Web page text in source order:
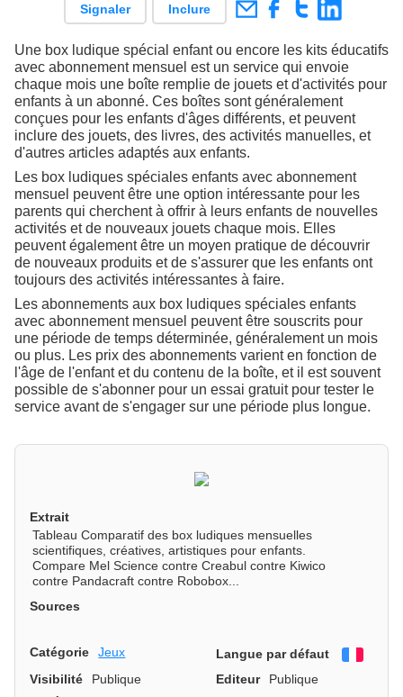
Signaler Inclure
Une box ludique spécial enfant ou encore les kits éducatifs
avec abonnement mensuel est un service qui envoie
chaque mois une boîte remplie de jouets et d'activités pour
enfants à un abonné. Ces boîtes sont généralement
conçues pour les enfants d'âges différents, et peuvent
inclure des jouets, des livres, des activités manuelles, et
d'autres articles adaptés aux enfants.
Les box ludiques spéciales enfants avec abonnement
mensuel peuvent être une option intéressante pour les
parents qui cherchent à offrir à leurs enfants de nouvelles
activités et de nouveaux jouets chaque mois. Elles
peuvent également être un moyen pratique de découvrir
de nouveaux produits et de s'assurer que les enfants ont
toujours des activités intéressantes à faire.
Les abonnements aux box ludiques spéciales enfants
avec abonnement mensuel peuvent être souscrits pour
une période de temps déterminée, généralement un mois
ou plus. Les prix des abonnements varient en fonction de
l'âge de l'enfant et du contenu de la boîte, et il est souvent
possible de s'abonner pour un essai gratuit pour tester le
service avant de s'engager sur une période plus longue.
Extrait
Tableau Comparatif des box ludiques mensuelles
scientifiques, créatives, artistiques pour enfants.
Compare Mel Science contre Creabul contre Kiwico
contre Pandacraft contre Robobox...
Sources
Catégorie Jeux Langue par défaut
Visibilité
Publique Editeur
Publique